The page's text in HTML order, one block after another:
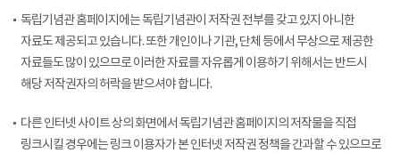
독립기념관 홈페이지에는 독립기념관이 저작권 전부를 갖고 있지 아니한
자료도 제공되고 있습니다. 또한 개인이나 기관, 단체 등에서 무상으로 제공한
자료들도 많이 있으므로 이러한 자료를 자유롭게 이용하기 위해서는 반드시
해당 저작권자의 허락을 받으셔야 합니다.
다른 인터넷 사이트 상의 화면에서 독립기념관 홈페이지의 저작물을 직접
링크시킬 경우에는 링크 이용자가 본 인터넷 저작권 정책을 간과할 수 있으므로